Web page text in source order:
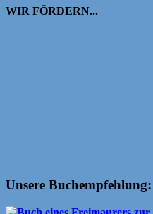
WIR FÖRDERN...
Unsere Buchempfehlung: